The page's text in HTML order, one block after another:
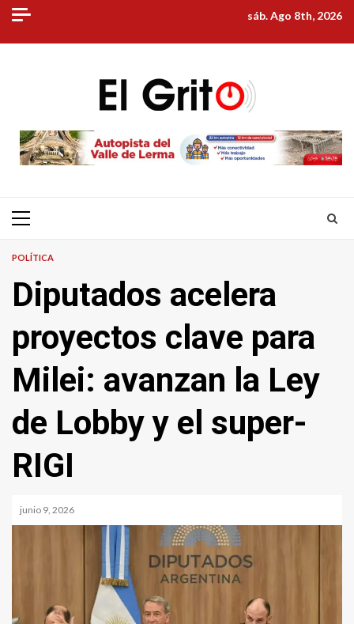
Skip
content
sáb. Ago 8th, 2026
Primary
POLÍTICA
Diputados acelera
proyectos clave para
Milei: avanzan la Ley
de Lobby y el super-
RIGI
junio 9, 2026